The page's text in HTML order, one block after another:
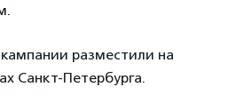
разместили на
Санкт-Петербурга.